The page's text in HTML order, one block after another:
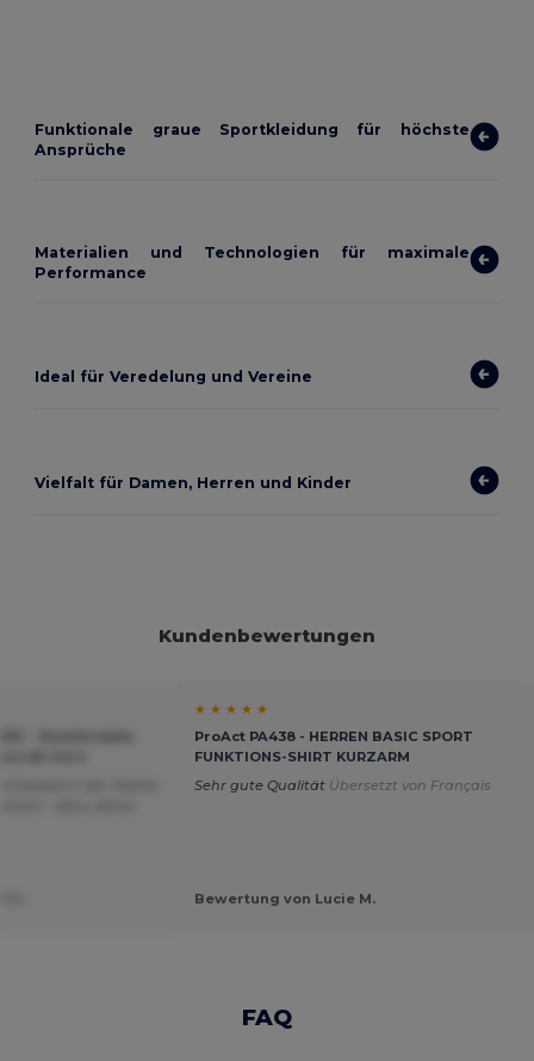
Funktionale graue Sportkleidung für höchste
Ansprüche
Materialien und Technologien für maximale
Performance
Ideal für Veredelung und Vereine
Vielfalt für Damen, Herren und Kinder
Kundenbewertungen
★ ★ ★ ★ ★
ProAct PA438 - HERREN BASIC SPORT
FUNKTIONS-SHIRT KURZARM
Sehr gute Qualität Übersetzt von Français
Bewertung von Lucie M.
FAQ